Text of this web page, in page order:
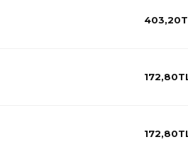
403,20
172,80
172,80